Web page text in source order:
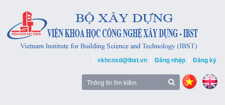
vkhcnxd@ibst.vn Đăng nhập Đăng ký